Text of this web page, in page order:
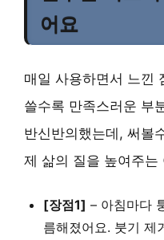
어요
매일 사용하면서 느낀
쓸수록 만족스러운 부
반신반의했는데, 써볼
제 삶의 질을 높여주는
[장점1] – 아침마다
름해졌어요. 붓기 제